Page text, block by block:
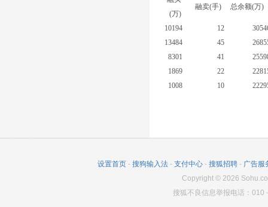
(万)
融卖(手) 总余额(万)
10194 12
13484
45
8301
41
1869
22
1008
10
设置首页 - 搜狗输入法 - 支付中心 - 搜狐招聘 - 广告服
Copyright© 2026
搜狐不良信息举报电话：010